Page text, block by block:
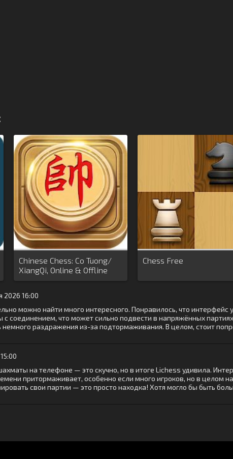
Chinese Chess: Co Tuong/
XiangQi, Online & Offline
Chess Free
2026 16:00
можно найти много интересного. Понравилось, что
соединением, что может сильно подвести в напряжённых
немного раздражения из-за подтормаживания. В целом, стоит
на телефоне — это скучно, но в итоге Lichess удивила.
притормаживает, особенно если много игроков, но в целом
свои партии — это просто находка! Хотя могло бы быть